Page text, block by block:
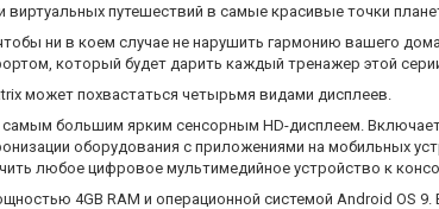
путешествий в самые красивые точки
ни в коем случае не нарушить гармонию вашего
который будет дарить каждый тренажер этой
может похвастаться четырьмя видами дисплеев.
большим ярким сенсорным HD-дисплеем.
оборудования с приложениями на мобильных
любое цифровое мультимедийное устройство к
4GB RAM и операционной системой Android OS